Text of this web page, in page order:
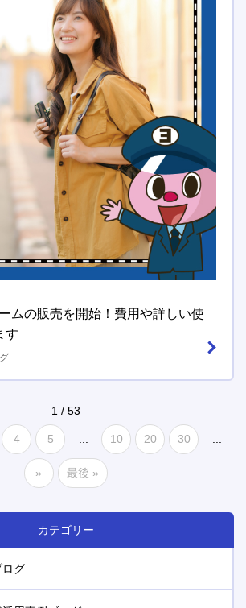
ムの販売を開始！費用や詳しい使
す
1 / 53
4 5 ... 10 20 30 ...
» 最後 »
カテゴリー
ログ